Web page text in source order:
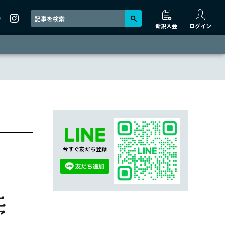
新規入会 ログイン
今すぐ友だち登録